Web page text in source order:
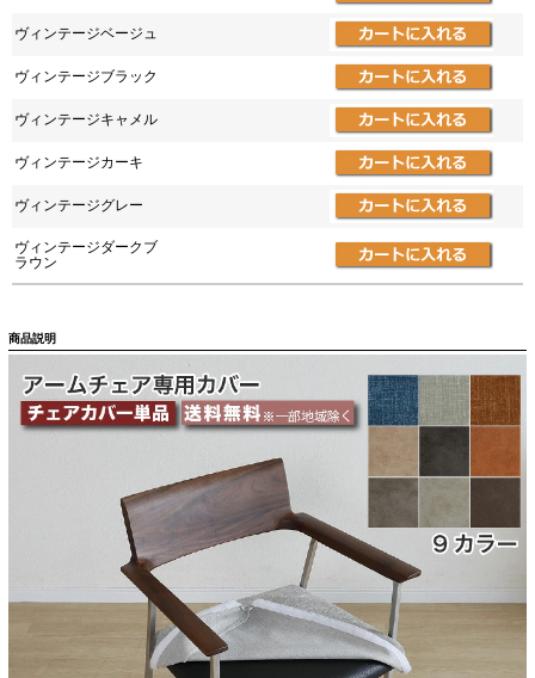
ヴィンテージベージュ
ヴィンテージブラック
ヴィンテージキャメル
ヴィンテージカーキ
ヴィンテージグレー
ヴィンテージダークブ
ラウン
商品説明